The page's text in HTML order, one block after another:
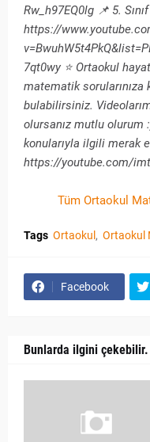
Rw_h97EQ0lg 📌 5.
https://
7qt0wy ⭐ Ortaokul
matematik sorularınıza
bulabilirsiniz.
olursanız mutlu olurum
konularıyla ilgili merak
https://youtube.com/
Tüm Ortaokul
Tags Ortaokul Ortaokul
Facebook
Bunlarda ilgini çekebilir.